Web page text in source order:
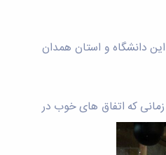
دانشگاه و استان همدان
که اتفاق های خوب در